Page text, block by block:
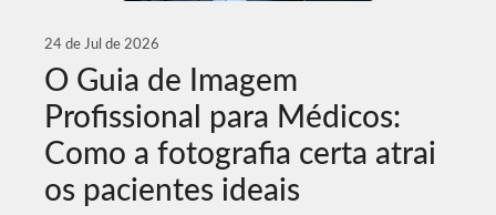
24 de Jul de 2026
O Guia de Imagem
Profissional para Médicos:
Como a fotografia certa atrai
os pacientes ideais